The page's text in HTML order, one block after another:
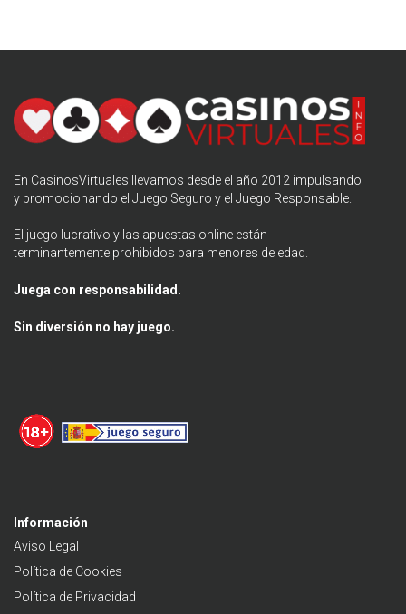
En CasinosVirtuales llevamos desde el año 2012 impulsando
y promocionando el Juego Seguro y el Juego Responsable.
El juego lucrativo y las apuestas online están
terminantemente prohibidos para menores de edad.
Juega con responsabilidad.
Sin diversión no hay juego.
Información
Aviso Legal
Política de Cookies
Política de Privacidad